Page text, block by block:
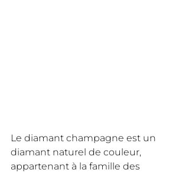
Le diamant champagne est un
diamant naturel de couleur,
appartenant à la famille des